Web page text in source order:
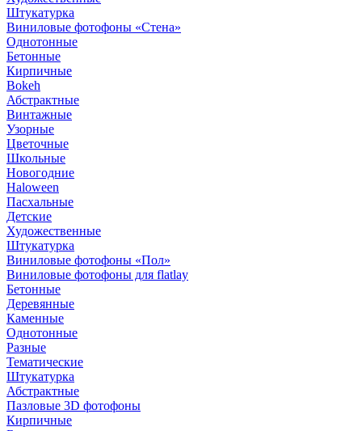
Штукатурка
Виниловые фотофоны «Стена»
Однотонные
Бетонные
Кирпичные
Bokeh
Абстрактные
Винтажные
Узорные
Цветочные
Школьные
Новогодние
Haloween
Пасхальные
Детские
Художественные
Штукатурка
Виниловые фотофоны «Пол»
Виниловые фотофоны для flatlay
Бетонные
Деревянные
Каменные
Однотонные
Разные
Тематические
Штукатурка
Абстрактные
Пазловые 3D фотофоны
Кирпичные